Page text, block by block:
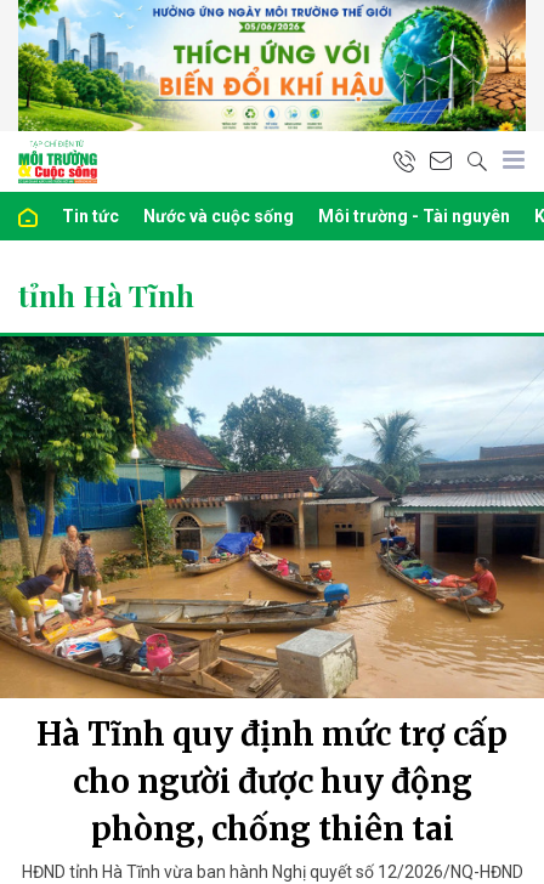
Tin tức Nước và cuộc sống Môi trường - Tài nguyên
tỉnh Hà Tĩnh
Hà Tĩnh quy định mức trợ cấp
cho người được huy động
phòng, chống thiên tai
HĐND tỉnh Hà Tĩnh vừa ban hành Nghị quyết số 12/2026/NQ-HĐND